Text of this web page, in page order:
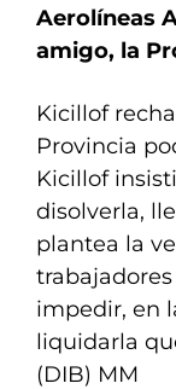
Aerolíneas
amigo, la
Kicillof
Provincia
Kicillof
disolverla,
plantea la
impedir, en
liquidarla
(DIB) MM